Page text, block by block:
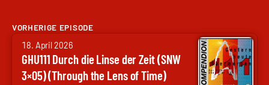
VORHERIGE EPISODE
18. April 2026
GHU111 Durch die Linse der Zeit (SNW
3×05) (Through the Lens of Time)
von
Nils
Hunte